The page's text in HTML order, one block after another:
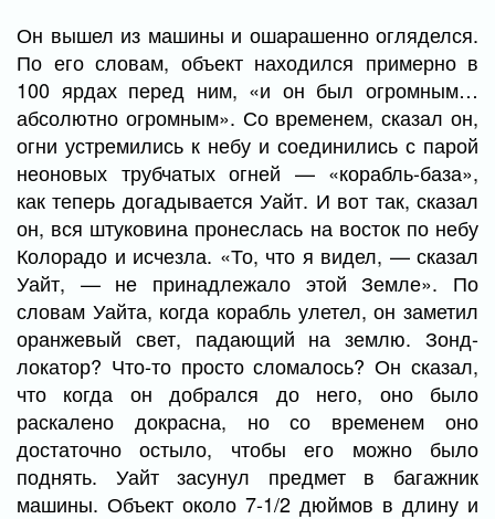
Он вышел из машины и ошарашенно огляделся.
По его словам, объект находился примерно в
100 ярдах перед ним, «и он был огромным…
абсолютно огромным». Со временем, сказал он,
огни устремились к небу и соединились с парой
неоновых трубчатых огней — «корабль-база»,
как теперь догадывается Уайт. И вот так, сказал
он, вся штуковина пронеслась на восток по небу
Колорадо и исчезла. «То, что я видел, — сказал
Уайт, — не принадлежало этой Земле». По
словам Уайта, когда корабль улетел, он заметил
оранжевый свет, падающий на землю. Зонд-
локатор? Что-то просто сломалось? Он сказал,
что когда он добрался до него, оно было
раскалено докрасна, но со временем оно
достаточно остыло, чтобы его можно было
поднять. Уайт засунул предмет в багажник
машины. Объект около 7-1/2 дюймов в длину и